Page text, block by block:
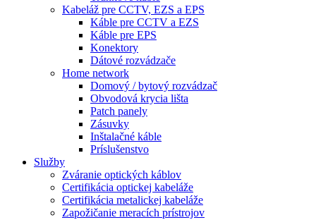
Kabeláž pre CCTV, EZS a EPS
Káble pre CCTV a EZS
Káble pre EPS
Konektory
Dátové rozvádzače
Home network
Domový / bytový rozvádzač
Obvodová krycia lišta
Patch panely
Zásuvky
Inštalačné káble
Príslušenstvo
Služby
Zváranie optických káblov
Certifikácia optickej kabeláže
Certifikácia metalickej kabeláže
Zapožičanie meracích prístrojov